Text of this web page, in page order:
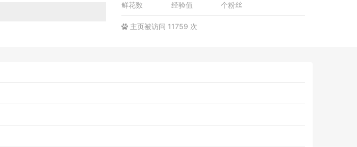
鲜花数 经验值 个粉丝
主页被访问 11759 次